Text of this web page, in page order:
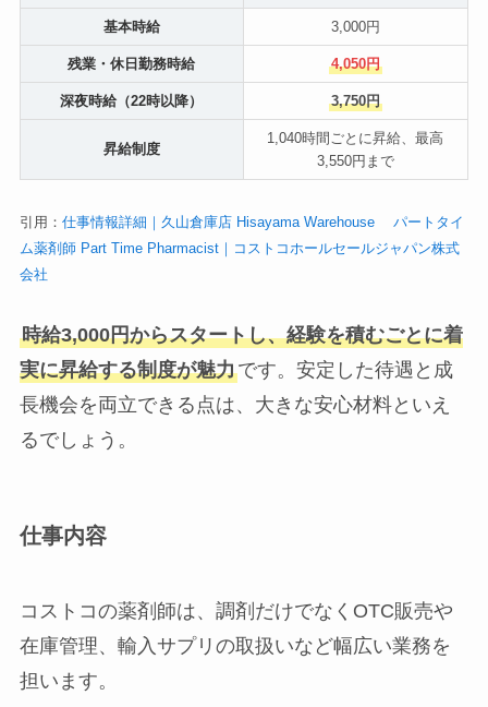
基本時給 3,000円
残業・休日勤務時給 4,050円
深夜時給（22時以降） 3,750円
昇給制度
1,040時間ごとに昇給、最高
3,550円まで
引用： 仕事情報詳細｜久山倉庫店 Hisayama Warehouse パートタイ
ム薬剤師 Part Time Pharmacist｜コストコホールセールジャパン株式
会社
時給3,000円からスタートし、経験を積むごとに着
実に昇給する制度が魅力です。安定した待遇と成
長機会を両立できる点は、大きな安心材料といえ
るでしょう。
仕事内容
コストコの薬剤師は、調剤だけでなくOTC販売や
在庫管理、輸入サプリの取扱いなど幅広い業務を
担います。